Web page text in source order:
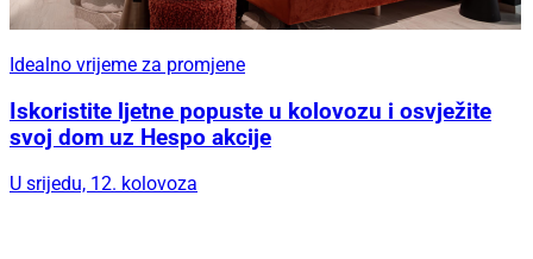
Idealno vrijeme za promjene
Iskoristite ljetne popuste u kolovozu i osvježite
svoj dom uz Hespo akcije
U srijedu, 12. kolovoza